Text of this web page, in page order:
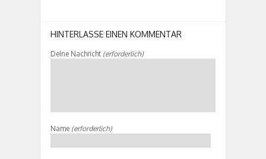
HINTERLASSE EINEN KOMMENTAR
Deine Nachricht (erforderlich)
Name (erforderlich)